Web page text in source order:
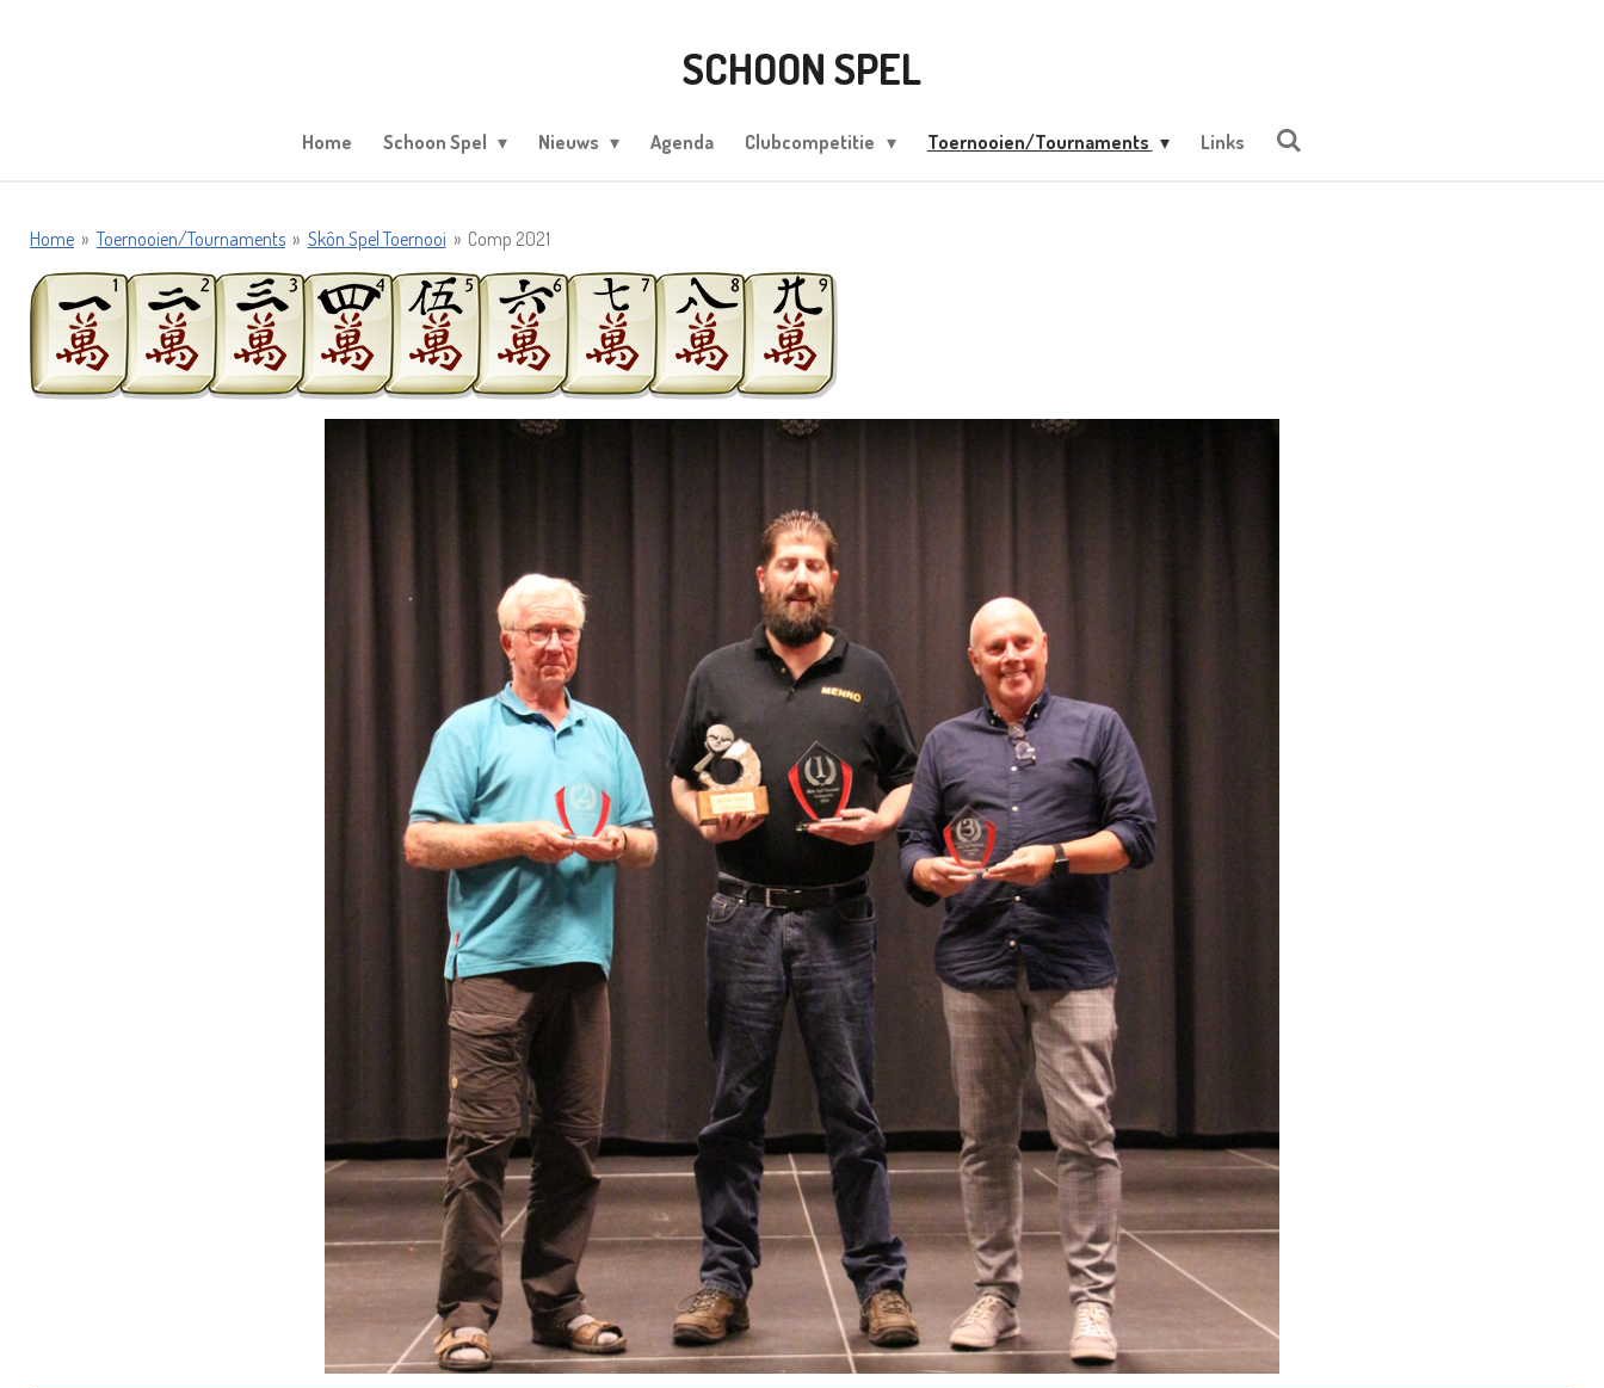
SCHOON SPEL
Home Schoon Spel Nieuws Agenda Clubcompetitie Toernooien/Tournaments Links
Home » Toernooien/Tournaments » Skôn Spel Toernooi » Comp 2021